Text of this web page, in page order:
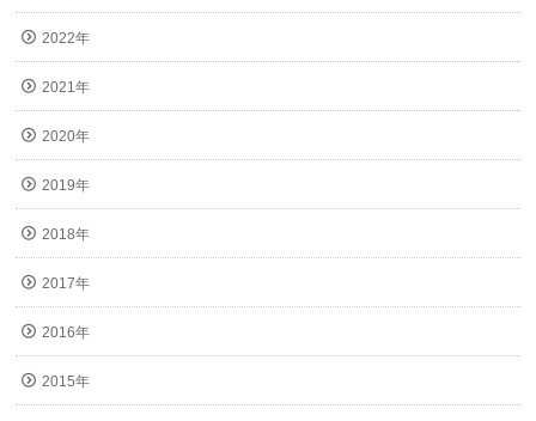
2022年
2021年
2020年
2019年
2018年
2017年
2016年
2015年